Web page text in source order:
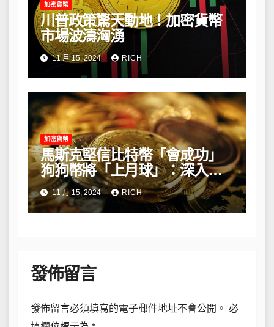
加密貨幣
川普政策驚天動地！加密貨幣
市場波濤洶湧
11 月 15, 2024 RICH
加密貨幣
馬斯克堅信比特幣「會成功」
狗狗幣將「上月球」：深入解
析他的長期看法
11 月 15, 2024 RICH
發佈留言
發佈留言必須填寫的電子郵件地址不會公開。 必